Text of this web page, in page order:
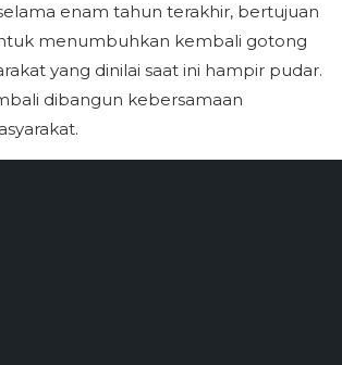
enam tahun terakhir, bertujuan
menumbuhkan kembali gotong
yang dinilai saat ini hampir pudar.
dibangun kebersamaan